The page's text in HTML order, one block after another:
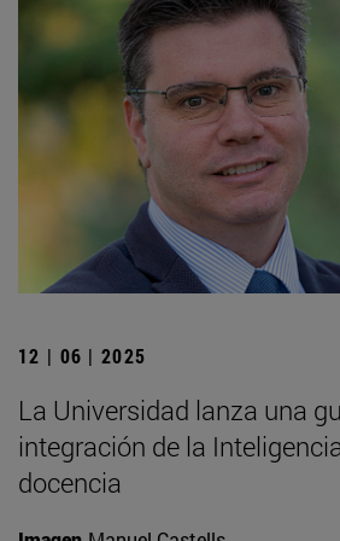
12 | 06 | 2025
La Universidad lanza una
integración de la
docencia